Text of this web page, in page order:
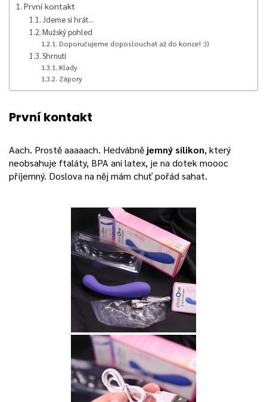
První kontakt
Jdeme si hrát…
Mužský pohled
Doporučujeme doposlouchat až do konce! :))
Shrnutí
Klady
Zápory
První kontakt
Aach. Prostě aaaaach. Hedvábně jemný silikon, který
neobsahuje ftaláty, BPA ani latex, je na dotek moooc
příjemný. Doslova na něj mám chuť pořád sahat.